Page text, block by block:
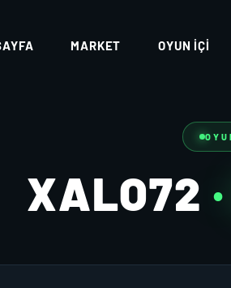
MARKET OYUN İÇI
XALO72